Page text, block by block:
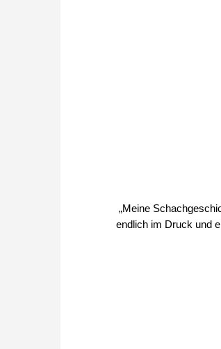
„Meine
endlich im Druck und